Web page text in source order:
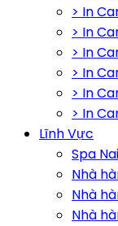
> In
> In
> In
> In
> In
> In
Lĩnh Vực
Spa
Nhà
Nhà
Nhà